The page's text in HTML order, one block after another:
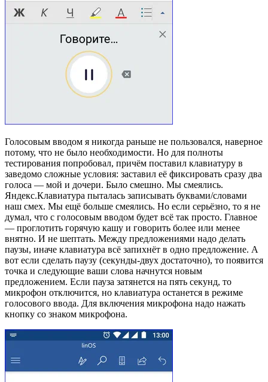
Голосовым вводом я никогда раньше не пользовался, наверное
потому, что не было необходимости. Но для полноты
тестирования попробовал, причём поставил клавиатуру в
заведомо сложные условия: заставил её фиксировать сразу два
голоса — мой и дочери. Было смешно. Мы смеялись.
Яндекс.Клавиатура пыталась записывать буквами/словами
наш смех. Мы ещё больше смеялись. Но если серьёзно, то я не
думал, что с голосовым вводом будет всё так просто. Главное
— проглотить горячую кашу и говорить более или менее
внятно. И не шептать. Между предложениями надо делать
паузы, иначе клавиатура всё запихнёт в одно предложение. А
вот если сделать паузу (секунды-двух достаточно), то появится
точка и следующие ваши слова начнутся новым
предложением. Если пауза затянется на пять секунд, то
микрофон отключится, но клавиатура останется в режиме
голосового ввода. Для включения микрофона надо нажать
кнопку со знаком микрофона.